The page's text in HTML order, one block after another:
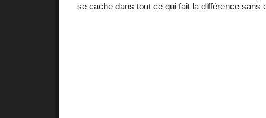
se cache dans tout ce qui fait la différence sans